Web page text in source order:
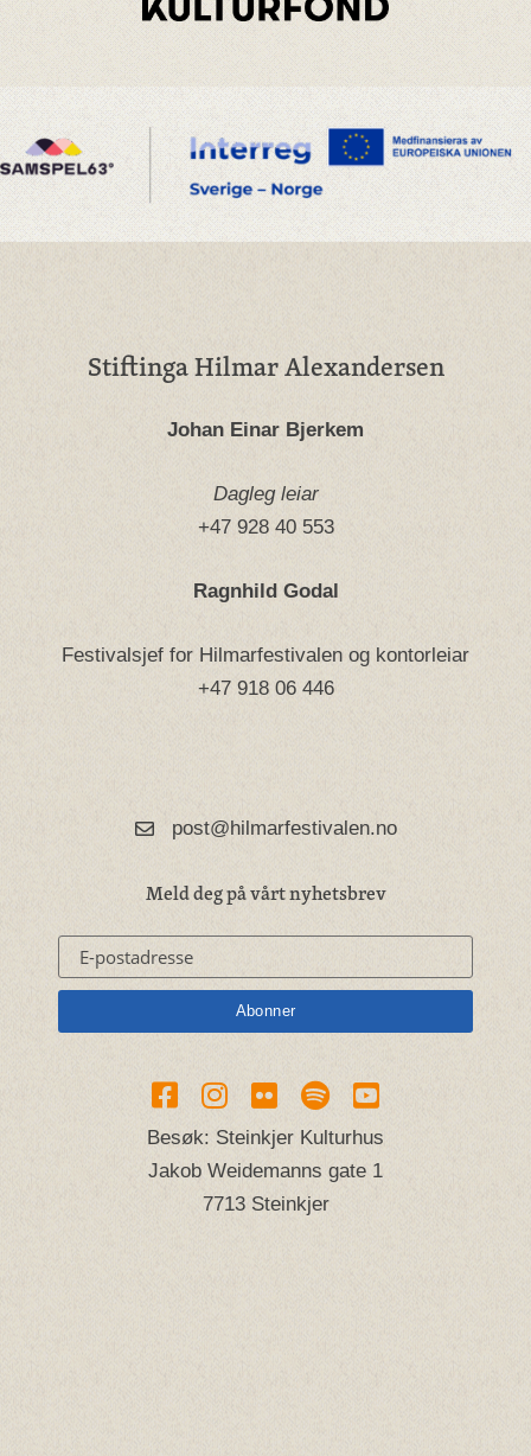
Stiftinga Hilmar Alexandersen
Johan Einar Bjerkem
Dagleg leiar
+47 928 40 553
Ragnhild Godal
Festivalsjef for Hilmarfestivalen og kontorleiar
+47 918 06 446
post@hilmarfestivalen.no
Meld deg på vårt nyhetsbrev
Besøk: Steinkjer Kulturhus
Jakob Weidemanns gate 1
7713 Steinkjer